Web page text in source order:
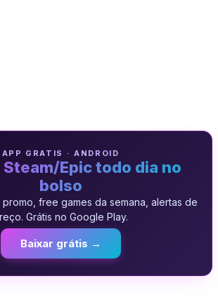
APP GRATIS · ANDROID
Epic todo dia no
bolso
free games da semana, alertas de
Grátis no Google Play.
Baixar grátis →